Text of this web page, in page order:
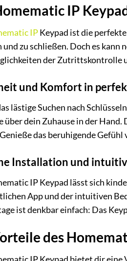
IP
IPKeypad ist die
und zu schließen. Doch es
der Zutrittskontrolle
und Komfort in
lästige Suchen nach
über dein Zuhause in der
das beruhigende
Installation und
IP Keypad lässt sich
App und der intuitiven
ist denkbar einfach: Das
des